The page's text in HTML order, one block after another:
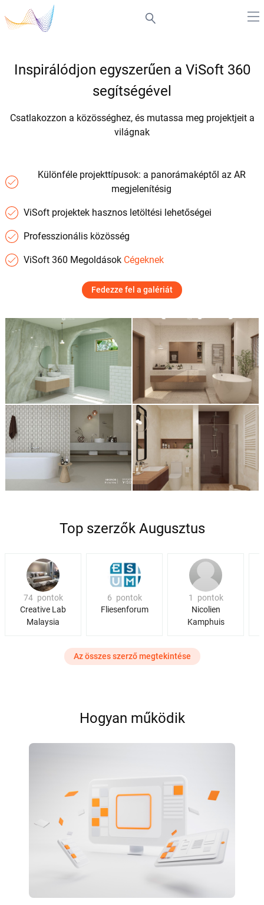
Inspirálódjon egyszerűen a ViSoft 360
segítségével
Csatlakozzon a közösséghez, és mutassa meg projektjeit a
világnak
Különféle projekttípusok: a panorámaképtől az AR
megjelenítésig
ViSoft projektek hasznos letöltési lehetőségei
Professzionális közösség
ViSoft 360 Megoldások Cégeknek
Fedezze fel a galériát
Top szerzők Augusztus
74 pontok
Creative Lab
Malaysia
6 pontok
Fliesenforum
1
pontok
Nicolien
Kamphuis
Az összes szerző megtekintése
Hogyan működik